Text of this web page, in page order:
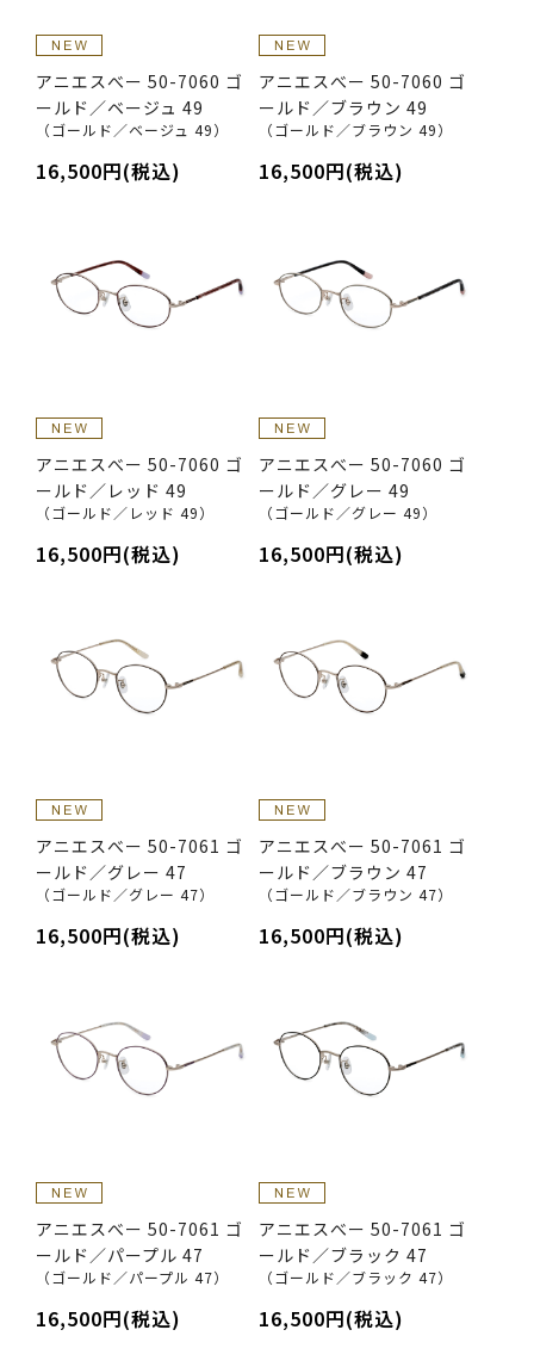
アニエスべー 50-7060 ゴ
ールド／ベージュ 49
（ゴールド／ベージュ 49）
16,500円(税込)
アニエスべー 50-7060 ゴ
ールド／ブラウン 49
（ゴールド／ブラウン 49）
16,500円(税込)
アニエスべー 50-7060 ゴ
ールド／レッド 49
（ゴールド／レッド 49）
16,500円(税込)
アニエスべー 50-7060 ゴ
ールド／グレー 49
（ゴールド／グレー 49）
16,500円(税込)
アニエスべー 50-7061 ゴ
ールド／グレー 47
（ゴールド／グレー 47）
16,500円(税込)
アニエスべー 50-7061 ゴ
ールド／ブラウン 47
（ゴールド／ブラウン 47）
16,500円(税込)
アニエスべー 50-7061 ゴ
ールド／パープル 47
（ゴールド／パープル 47）
16,500円(税込)
アニエスべー 50-7061 ゴ
ールド／ブラック 47
（ゴールド／ブラック 47）
16,500円(税込)